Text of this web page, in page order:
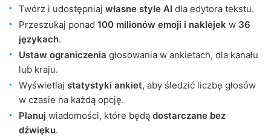
Twórz i udostępniaj własne style AI dla edytora tekstu.
Przeszukaj ponad 100 milionów emoji i naklejek w 36
językach.
Ustaw ograniczenia głosowania w ankietach, dla kanału
lub kraju.
Wyświetlaj statystyki ankiet, aby śledzić liczbę głosów
w czasie na każdą opcję.
Planuj wiadomości, które będą dostarczane bez
dźwięku.